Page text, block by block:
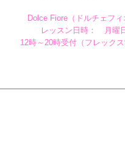
Dolce Fiore（ドルチェフ
レッスン日時： 月曜
12時～20時受付（フレック